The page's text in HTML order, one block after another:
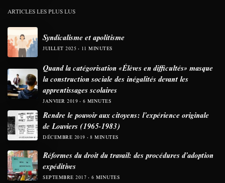
ARTICLES LES PLUS LUS
Syndicalisme et apolitisme
JUILLET 2025 11 MINUTES
Quand la catégorisation «Élèves en difficultés» masque
la construction sociale des inégalités devant les
apprentissages scolaires
JANVIER 2019 6 MINUTES
Rendre le pouvoir aux citoyens: l’expérience originale
de Louviers (1965-1983)
DÉCEMBRE 2019 8 MINUTES
Réformes du droit du travail: des procédures d’adoption
expéditives
SEPTEMBRE 2017 6 MINUTES